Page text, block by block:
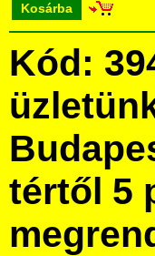
Kosárba
Kód:
tértől 5